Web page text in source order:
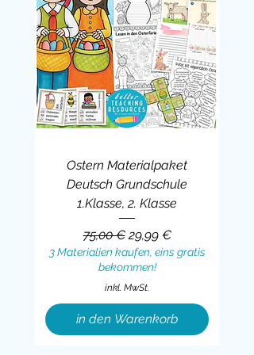
Ostern Materialpaket
Deutsch Grundschule
1.Klasse, 2. Klasse
Standardpreis
75,00 € Sale-Preis
29,99 €
3 Materialien kaufen, eins gratis
bekommen!
inkl. MwSt.
in den Warenkorb